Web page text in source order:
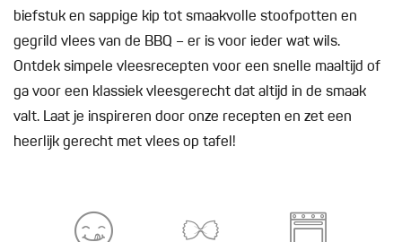
biefstuk en sappige kip tot smaakvolle stoofpotten en
gegrild vlees van de BBQ – er is voor ieder wat wils.
Ontdek simpele vleesrecepten voor een snelle maaltijd of
ga voor een klassiek vleesgerecht dat altijd in de smaak
valt. Laat je inspireren door onze recepten en zet een
heerlijk gerecht met vlees op tafel!